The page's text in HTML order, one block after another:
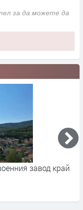
за да можете да
на „Лесово“